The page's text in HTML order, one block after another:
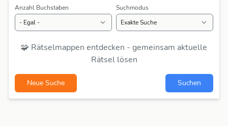
Anzahl Buchstaben Suchmodus
🧩 Rätselmappen entdecken - gemeinsam aktuelle
Rätsel lösen
Neue Suche Suchen